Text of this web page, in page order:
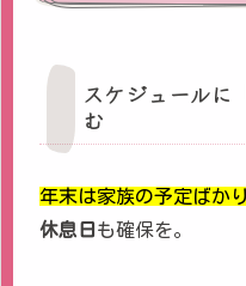
スケジュールに
む
年末は家族の予定ばか
休息日 も確保を。